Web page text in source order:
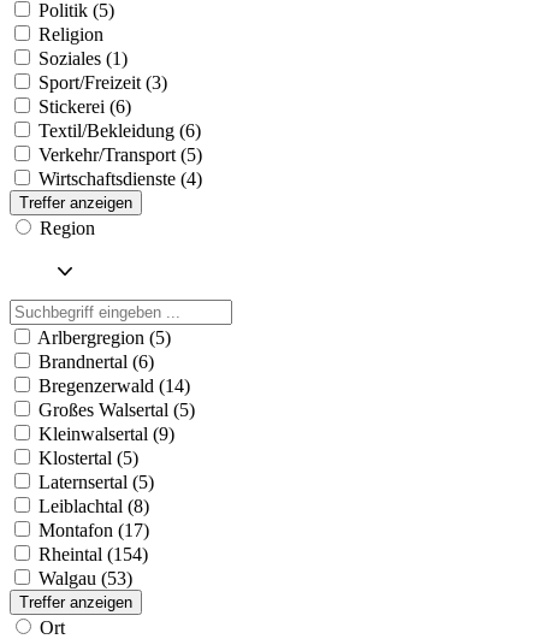
Politik (5)
Religion
Soziales (1)
Sport/Freizeit (3)
Stickerei (6)
Textil/Bekleidung (6)
Verkehr/Transport (5)
Wirtschaftsdienste (4)
Treffer anzeigen
Region
Arlbergregion (5)
Brandnertal (6)
Bregenzerwald (14)
Großes Walsertal (5)
Kleinwalsertal (9)
Klostertal (5)
Laternsertal (5)
Leiblachtal (8)
Montafon (17)
Rheintal (154)
Walgau (53)
Treffer anzeigen
Ort